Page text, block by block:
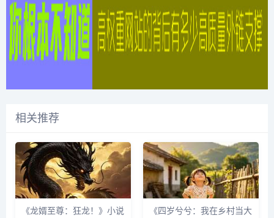
相关推荐
《龙婿至尊：狂龙！》小说
《四岁兮兮：我在乡村当大